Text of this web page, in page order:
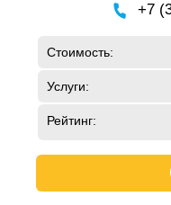
+7
Стоимость:
Услуги:
Рейтинг: